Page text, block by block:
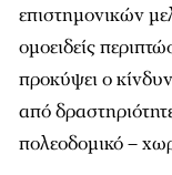
επιστημονικών
ομοειδείς
προκύψει ο
από
πολεοδομικό –